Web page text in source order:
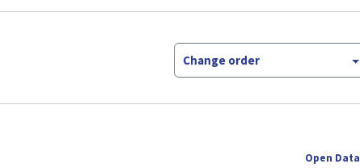
Change order
Open Data